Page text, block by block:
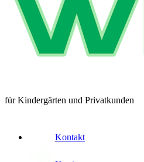
für Kindergärten und Privatkunden
Kontakt